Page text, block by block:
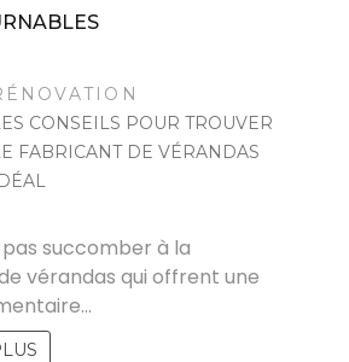
CONSEILS POUR TROUVER
FABRICANT DE VÉRANDAS
succomber à la
vérandas qui offrent une